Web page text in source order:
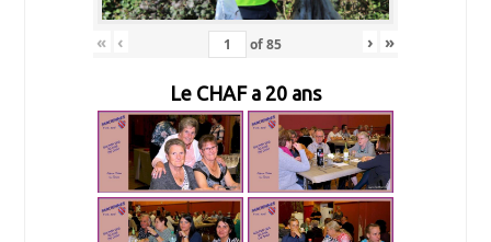
« ‹ of85 › »
Le CHAF a 20 ans